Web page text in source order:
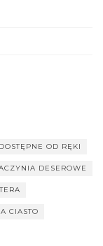
DOSTĘPNE OD RĘKI
DESEROWE
CIASTO